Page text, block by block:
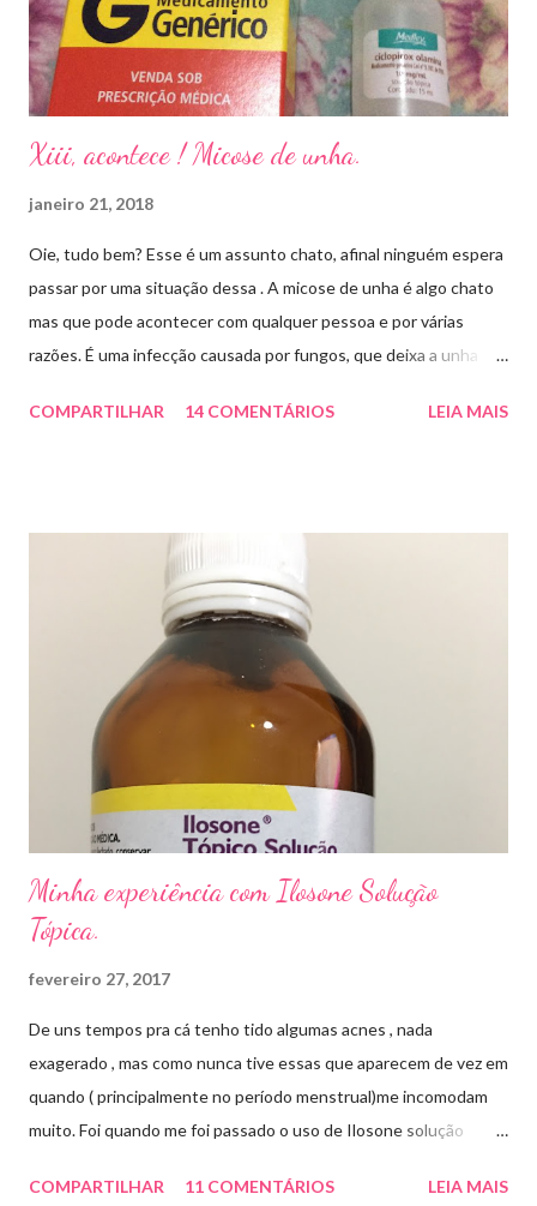
Xiii, acontece ! Micose de unha.
janeiro 21, 2018
Oie, tudo bem? Esse é um assunto chato, afinal ninguém espera
passar por uma situação dessa . A micose de unha é algo chato
mas que pode acontecer com qualquer pessoa e por várias
razões. É uma infecção causada por fungos, que deixa a unha
descolar da pele. As causas mais comuns dessas micoses é por
micose de unha é feito com esmaltes antifúngicos ou remédios
orais ,ou para aplicação local receitados pelo dermatologista. O
tempo para tratamento pode variar de 06 meses a um ano. Para
quem prefere tratamentos caseiros , pode aplicar óleo de cravo
duas vezes ao dia. Eu já passei por isso, pelo uso de muito
sapato fechado e apertado . E utilizei o Ciclopirox olamina que é
um agente antifúngico sintético para tratamento dermatológico
COMPARTILHAR 14 COMENTÁRIOS LEIA MAIS
Minha experiência com Ilosone Solução
Tópica.
fevereiro 27, 2017
De uns tempos pra cá tenho tido algumas acnes , nada
exagerado , mas como nunca tive essas que aparecem de vez em
quando ( principalmente no período menstrual)me incomodam
muito. Foi quando me foi passado o uso de Ilosone solução
uma consulta com o dermatologista) O Ilosone é um antibiótico
COMPARTILHAR 11 COMENTÁRIOS LEIA MAIS